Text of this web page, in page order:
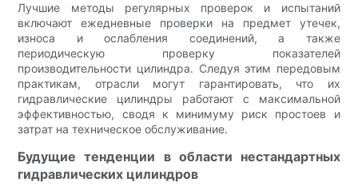
Лучшие методы регулярных проверок и испытаний
включают ежедневные проверки на предмет утечек,
износа и ослабления соединений, а также
периодическую проверку показателей
производительности цилиндра. Следуя этим передовым
практикам, отрасли могут гарантировать, что их
гидравлические цилиндры работают с максимальной
эффективностью, сводя к минимуму риск простоев и
затрат на техническое обслуживание.
Будущие тенденции в области нестандартных
гидравлических цилиндров